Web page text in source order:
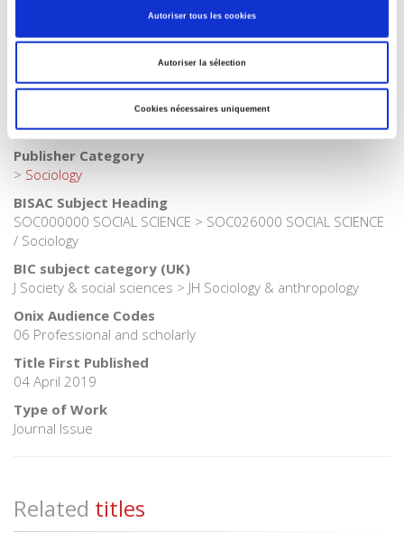
Autoriser tous les cookies
Autoriser la sélection
Cookies nécessaires uniquement
>Sociology>Political Sociology
>Politics
Publisher Category
>Society
Publisher Category
> Sociology
BISAC Subject Heading
SOC000000 SOCIAL SCIENCE > SOC026000 SOCIAL SCIENCE
/ Sociology
BIC subject category (UK)
J Society & social sciences > JH Sociology & anthropology
Onix Audience Codes
06 Professional and scholarly
Title First Published
04 April 2019
Type of Work
Journal Issue
Related titles